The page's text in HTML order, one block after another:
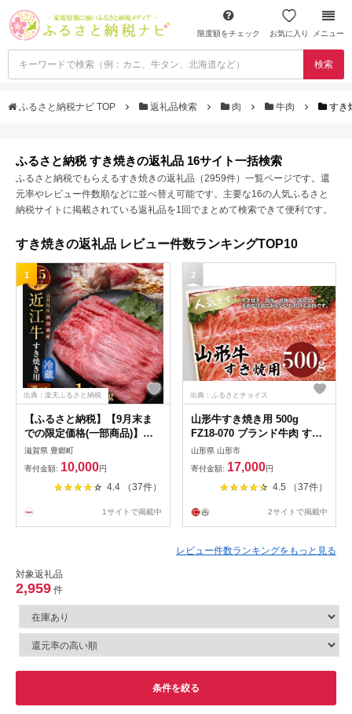
限度額をチェック お気に入り メニュー
検索
ふるさと納税ナビ TOP 返礼品検索 肉 牛肉 すき
ふるさと納税 すき焼きの返礼品 16サイト一括検索
ふるさと納税でもらえるすき焼きの返礼品（2959件）一覧ページです。還
元率やレビュー件数順などに並べ替え可能です。主要な16の人気ふるさと
納税サイトに掲載されている返礼品を1回でまとめて検索できて便利です。
すき焼きの返礼品 レビュー件数ランキングTOP10
1
出典：楽天ふるさと納税
【ふるさと納税】【9月末ま
での限定価格(一部商品)】
〈選べる内容量〉近江牛 すき
焼き用 A5 雌牛 西川畜産 牛
肉 黒毛和牛 すきやき すき焼
き肉 すき焼き用 肉 お肉 牛
届け：繁忙期に限り納期最長
滋賀県 豊郷町
寄付金額: 10,000円
4.4 （37件）
1サイトで掲載中
2
出典：ふるさとチョイス
山形牛すき焼き用 500g
FZ18-070 ブランド牛肉 すき
焼き用牛肉 山形県 山形市
山形県 山形市
寄付金額: 17,000円
4.5 （37件）
2サイトで掲載中
レビュー件数ランキングをもっと見る
対象返礼品
2,959 件
条件を絞る